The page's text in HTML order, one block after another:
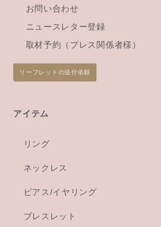
お問い合わせ
ニュースレター登録
取材予約（プレス関係者様）
リーフレットの送付依頼
アイテム
リング
ネックレス
ピアス/イヤリング
ブレスレット